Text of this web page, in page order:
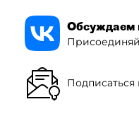
Обсуждаем
Подписаться